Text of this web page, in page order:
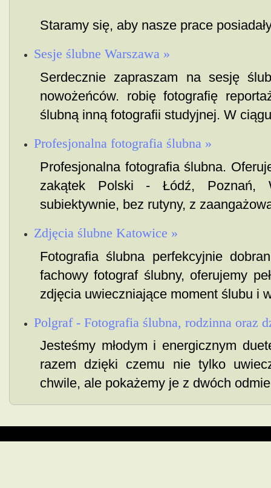
Staramy się, aby nasze prace
Sesje ślubne Warszawa »
Serdecznie zapraszam na sesję
nowożeńców. robię fotografię
ślubną inną fotografii studyjnej. W
Profesjonalna fotografia ślubna »
Profesjonalna fotografia ślubna.
zakątek Polski - Łódź, Poznań,
subiektywnie, bez rutyny, z
Zdjęcia ślubne Katowice »
Fotografia ślubna perfekcyjnie
fachowy fotograf ślubny, oferujemy
zdjęcia uwieczniające moment ślubu i
Polgraf - Fotografia ślubna, rodzinna oraz
Jesteśmy młodym i energicznym
razem dzięki czemu nie tylko
chwile, ale pokażemy je z dwóch